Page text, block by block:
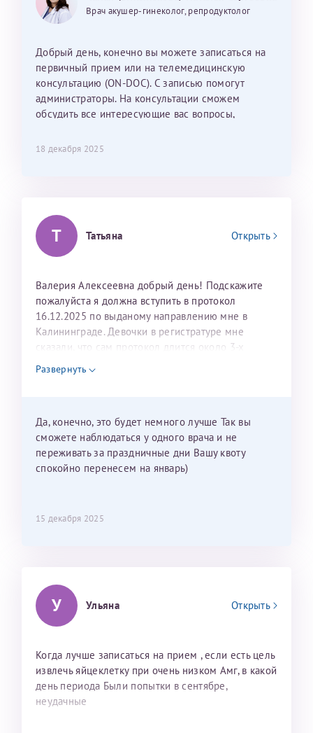
Так же хотелось отметить мед. сестру Сухову
Наталью Викторовну. Тоже очень душевный человек.
лёгкое и простое. Вообще в данной клинике весь
персонал очень вежливый и чуткий, прям приятно
находиться. Мы собираемся туда ещё за вторым
ребёнком, и конечно же только к Ринату
Рафаильевичу, нашему волшебнику, без каких либо
26 июля 2026
дальнейшие действия для программы эко
Врач акушер-гинеколог, репродуктолог
Добрый день, конечно вы можете записаться на
первичный прием или на телемедицинскую
консультацию (ON-DOC). С записью помогут
администраторы. На консультации сможем
обсудить все интересующие вас вопросы,
18 декабря 2025
Т Татьяна Открыть
Валерия Алексеевна добрый день! Подскажите
пожалуйста я должна вступить в протокол
16.12.2025 по выданому направлению мне в
Калининграде. Девочки в регистратуре мне
сказали, что сам протокол длится около 3-х
недель и 3 недели я должна находится в Питере.
Можно мне новый год провести в Калининграде и
Развернуть
Да, конечно, это будет немного лучше Так вы
сможете наблюдаться у одного врача и не
переживать за праздничные дни Вашу квоту
спокойно перенесем на январь)
15 декабря 2025
У Ульяна Открыть
Когда лучше записаться на прием , если есть цель
извлечь яйцеклетку при очень низком Амг, в какой
день периода Были попытки в сентябре,
неудачные